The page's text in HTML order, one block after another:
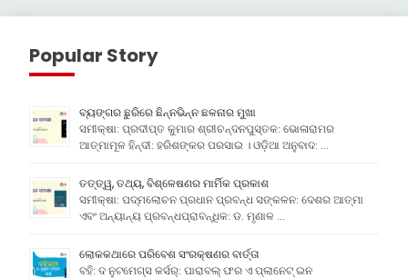
Popular Story
ବ୍ୟଙ୍ଗର ଛୁରିରେ ଛିନ୍ନଭିନ୍ନ ଛଳନାର ମୁଖା
ସମୀକ୍ଷା: ପ୍ରଦୀପ୍ତ କୁମାର ଶ୍ରୀଚନ୍ଦନପୁସ୍ତକ: ଭୋଳାରାମର
ଆତ୍ମାମୂଳ ହିନ୍ଦୀ: ହରିଶଙ୍କର ପରସାଇ । ଓଡ଼ିଆ ଅନୁବାଦ: …
ତତ୍ତ୍ୱ, ତଥ୍ୟ, ବିଶ୍ଳେଷଣର ମାର୍ମିକ ପ୍ରକାଶ
ସମୀକ୍ଷା: ପଦ୍ମଲୋଚନ ପ୍ରଧାନ ପ୍ରବନ୍ଧ ସଙ୍କଳନ: ଦେଶର ଆତ୍ମା
ଏବଂ ଅନ୍ୟାନ୍ୟ ପ୍ରବନ୍ଧପ୍ରାବନ୍ଧିକ: ଡ. ମୃଣାଳ …
ଲୋକକଥାରେ ପରିବେଶ ସଂରକ୍ଷଣର ବାର୍ତ୍ତା
ବହି: ଦ ନୁଟମେଗ୍ସ କର୍ସର୍: ପାରାବଲ୍ ଫର ଏ ପ୍ଲାନେଟ୍ ଇନ